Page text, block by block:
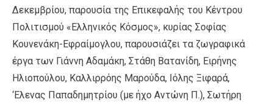
Δεκεμβρίου, παρουσία της Επικεφαλής του Κέντρου
Πολιτισμού «Ελληνικός Κόσμος», κυρίας Σοφίας
Κουνενάκη-Εφραίμογλου, παρουσιάζει τα ζωγραφικά
έργα των Γιάννη Αδαμάκη, Στάθη Βατανίδη, Ειρήνης
Ηλιοπούλου, Καλλιρρόης Μαρούδα, Ιόλης Ξιφαρά,
‘Ελενας Παπαδημητρίου (με ήχο Αντώνη Π.), Σωτήρη